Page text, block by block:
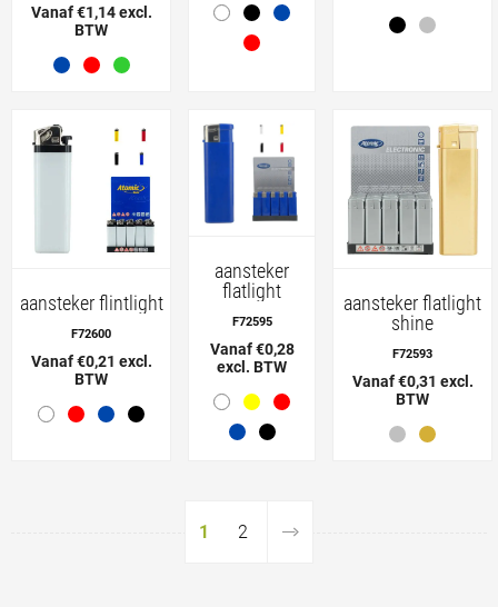
Vanaf €1,14 excl.
BTW
aansteker flintlight
F72600
Vanaf €0,21 excl.
BTW
aansteker
flatlight
F72595
Vanaf €0,28
excl. BTW
aansteker flatlight
shine
F72593
Vanaf €0,31 excl.
BTW
1 2